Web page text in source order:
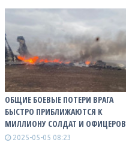
ОБЩИЕ БОЕВЫЕ ПОТЕРИ ВРАГА
БЫСТРО ПРИБЛИЖАЮТСЯ К
МИЛЛИОНУ СОЛДАТ И ОФИЦЕРОВ
2025-05-05 08:23